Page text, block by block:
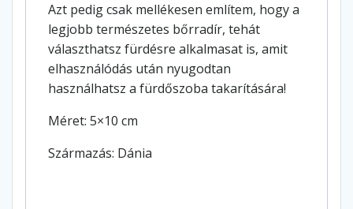
Azt pedig csak mellékesen említem, hogy a
legjobb természetes bőrradír, tehát
választhatsz fürdésre alkalmasat is, amit
elhasználódás után nyugodtan
használhatsz a fürdőszoba takarítására!
Méret: 5×10 cm
Származás: Dánia